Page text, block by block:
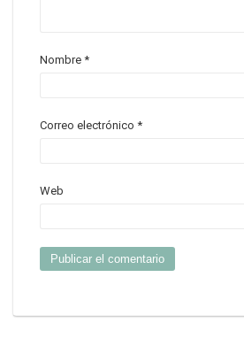
Nombre *
Correo electrónico *
Web